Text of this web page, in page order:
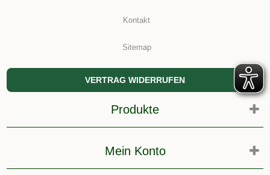
Kontakt
Sitemap
VERTRAG WIDERRUFEN
Produkte
Mein Konto